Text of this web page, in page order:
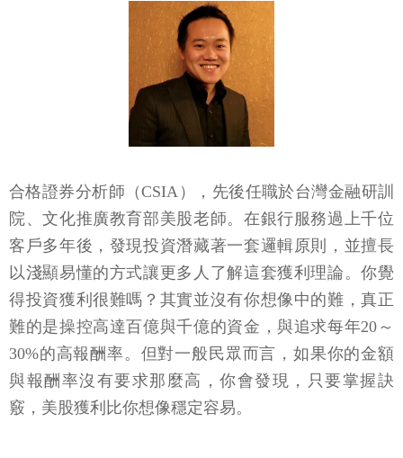
合格證券分析師（CSIA），先後任職於台灣金融研訓
院、文化推廣教育部美股老師。在銀行服務過上千位
客戶多年後，發現投資潛藏著一套邏輯原則，並擅長
以淺顯易懂的方式讓更多人了解這套獲利理論。你覺
得投資獲利很難嗎？其實並沒有你想像中的難，真正
難的是操控高達百億與千億的資金，與追求每年20～
30%的高報酬率。但對一般民眾而言，如果你的金額
與報酬率沒有要求那麼高，你會發現，只要掌握訣
竅，美股獲利比你想像穩定容易。